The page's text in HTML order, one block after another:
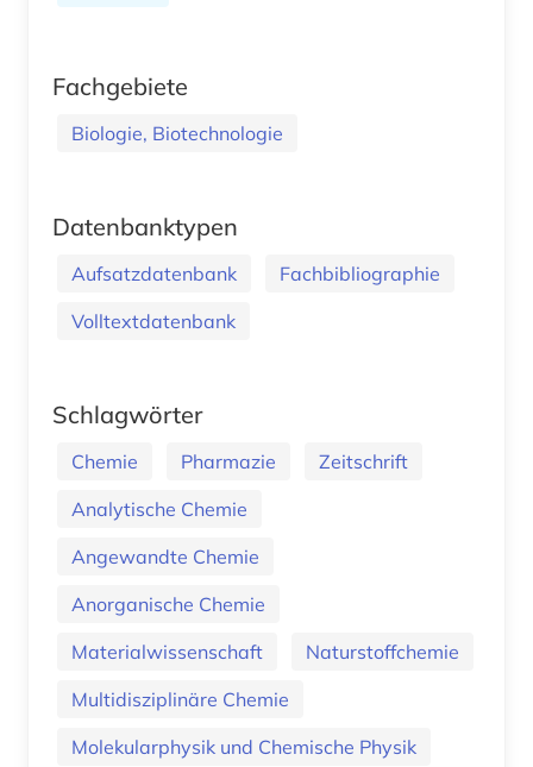
Fachgebiete
Biologie, Biotechnologie
Datenbanktypen
Aufsatzdatenbank
Fachbibliographie
Volltextdatenbank
Schlagwörter
Chemie Pharmazie
Zeitschrift
Analytische Chemie
Angewandte Chemie
Anorganische Chemie
Materialwissenschaft
Naturstoffchemie
Multidisziplinäre Chemie
Molekularphysik und Chemische Physik